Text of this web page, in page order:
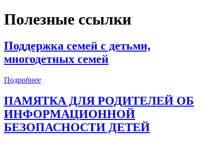
Полезные ссылки
Поддержка семей с детьми,
многодетных семей
Подробнее
ПАМЯТКА ДЛЯ РОДИТЕЛЕЙ ОБ
ИНФОРМАЦИОННОЙ
БЕЗОПАСНОСТИ ДЕТЕЙ